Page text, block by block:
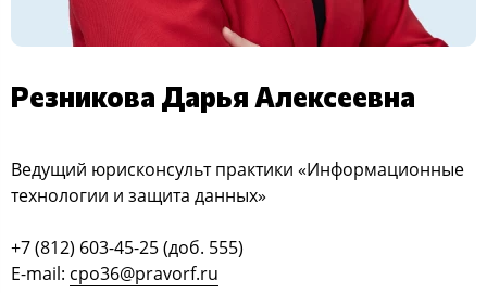
Резникова Дарья Алексеевна
Ведущий юрисконсульт практики «Информационные
технологии и защита данных»
+7 (812) 603-45-25 (доб. 555)
E-mail: cpo36@pravorf.ru